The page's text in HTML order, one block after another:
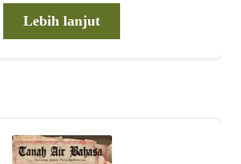
adalah:
Lebih lanjut